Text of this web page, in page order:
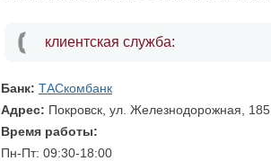
клиентская служба:
Банк: ТАСкомбанк
Адрес: Покровск, ул. Железнодорожная, 185
Время работы:
Пн-Пт: 09:30-18:00